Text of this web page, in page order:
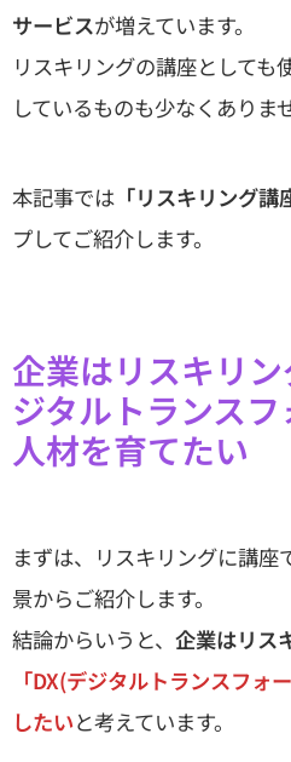
サービスが増えています。
リスキリングの講座としても
しているものも少なくありま
本記事では 「リスキリング講
プしてご紹介します。
企業はリスキリ
ジタルトランス
人材を育てたい
まずは、リスキリングに講
景からご紹介します。
結論からいうと、 企業はリス
「DX(デジタルトランスフォ
したいと考えています。